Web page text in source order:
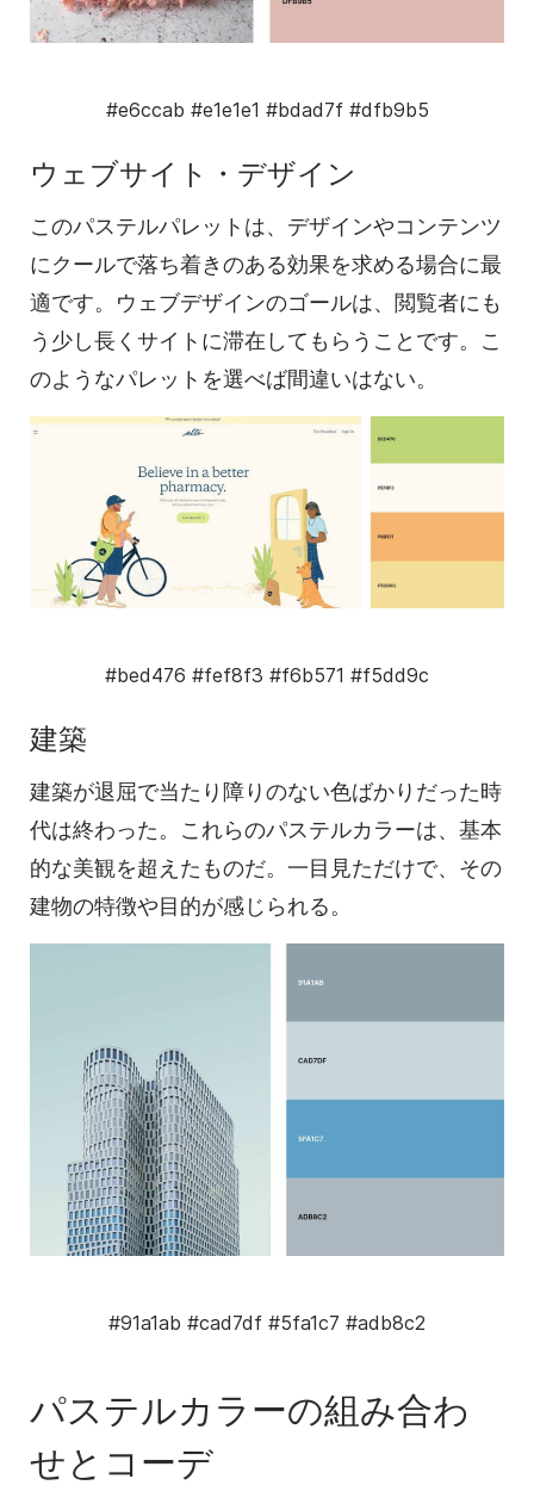
#e6ccab #e1e1e1 #bdad7f #dfb9b5
ウェブサイト・デザイン
このパステルパレットは、デザインやコンテンツ
にクールで落ち着きのある効果を求める場合に最
適です。ウェブデザインのゴールは、閲覧者にも
う少し長くサイトに滞在してもらうことです。こ
のようなパレットを選べば間違いはない。
#bed476 #fef8f3 #f6b571 #f5dd9c
建築
建築が退屈で当たり障りのない色ばかりだった時
代は終わった。これらのパステルカラーは、基本
的な美観を超えたものだ。一目見ただけで、その
建物の特徴や目的が感じられる。
#91a1ab #cad7df #5fa1c7 #adb8c2
パステルカラーの組み合わ
せとコーデ